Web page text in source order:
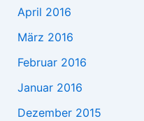
April 2016
März 2016
Februar 2016
Januar 2016
Dezember 2015